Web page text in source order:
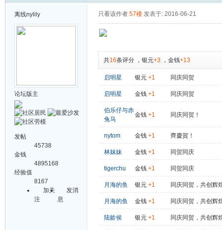
离线nylily
论坛版主
发帖
45738
金钱
4895168
经验值
8167
加关
注
发消
息
只看该作者 57楼 发表于: 2016-06-21
共16条评分 ， 银元+3 ， 金钱+13
启明星 银元 +1 同庆同贺
启明星 金钱 +1 同庆同贺
伯乐仔与赤
兔马
金钱 +1 同庆同贺！
nytom 金钱 +1 齊慶賀！
林妺妹 金钱 +1 同贺同庆
tigerchu 金钱 +1 同贺同庆
月海的鱼 银元 +1 同庆同贺，共创辉
月海的鱼 金钱 +1 同庆同贺，共创辉
陆龄侯 银元 +1 同庆同贺，共创辉